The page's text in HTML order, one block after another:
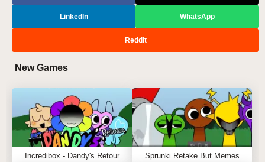
LinkedIn WhatsApp
Reddit
New Games
Incredibox - Dandy's Retour Sprunki Retake But Memes